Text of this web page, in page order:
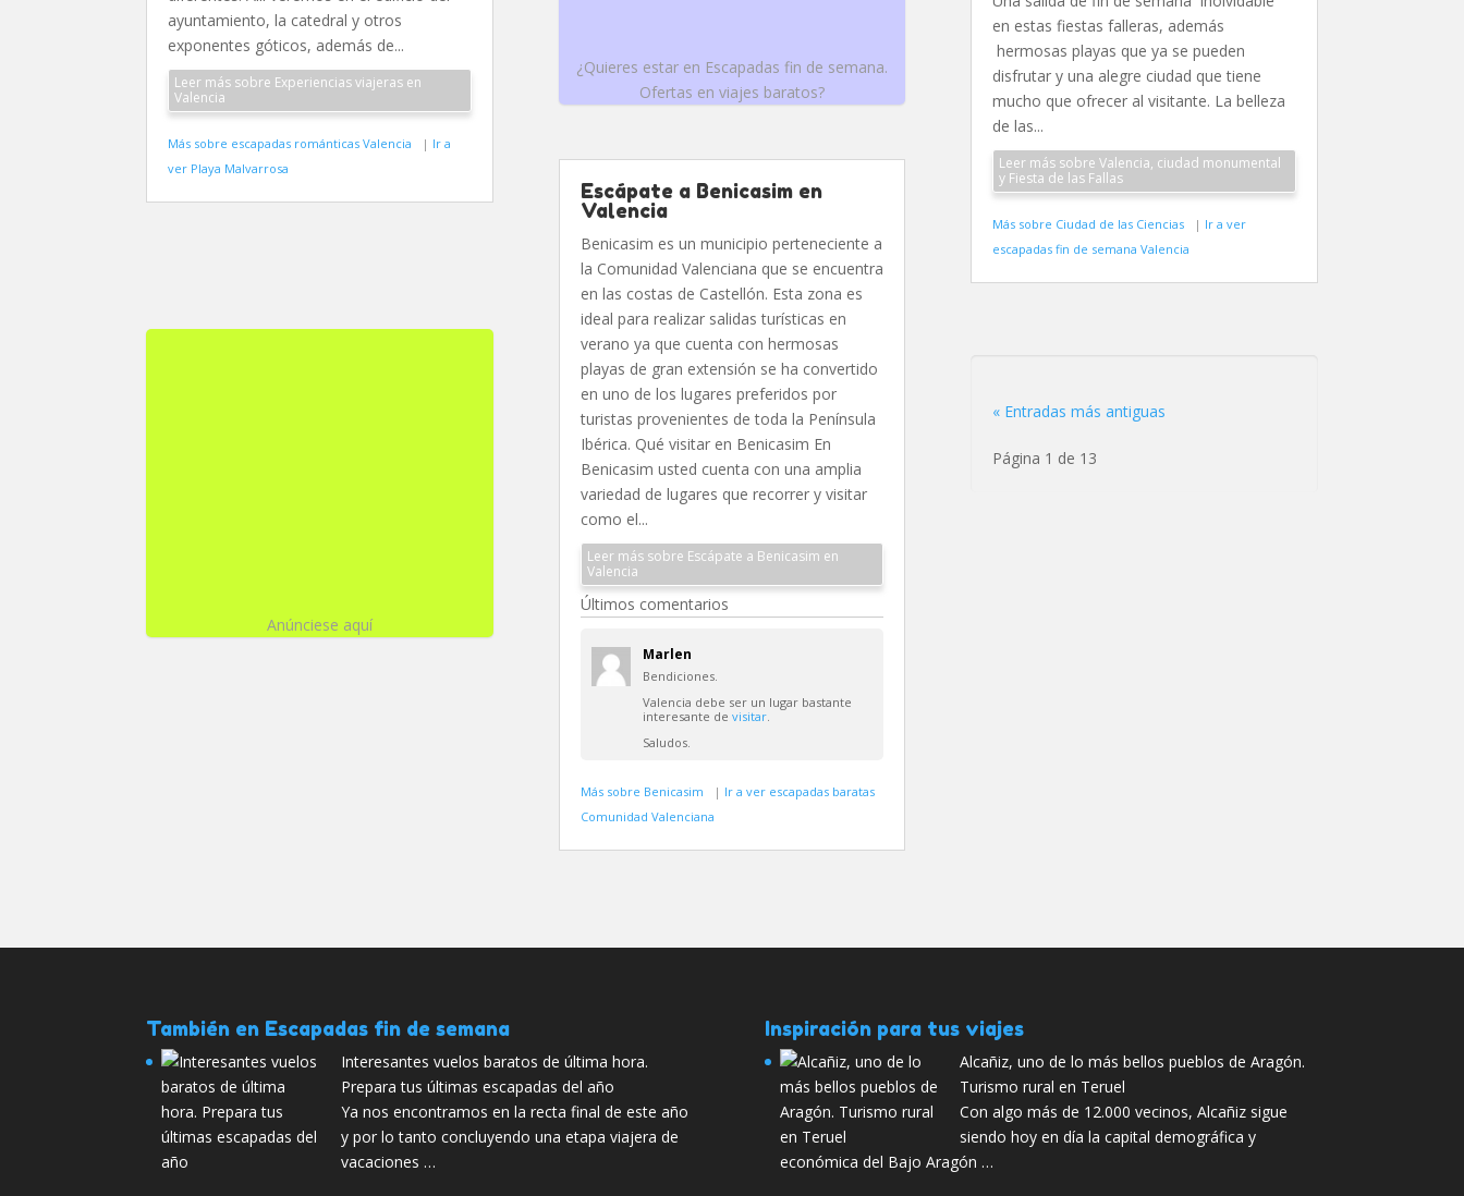
ayuntamiento, la catedral y otros
exponentes góticos, además de...
Leer más sobre Experiencias viajeras en
Valencia
Más sobre escapadas románticas Valencia | Ir a
ver Playa Malvarrosa
Anúnciese aquí
¿Quieres estar en Escapadas fin de semana.
Ofertas en viajes baratos?
Escápate a Benicasim en
Valencia
Benicasim es un municipio perteneciente a
la Comunidad Valenciana que se encuentra
en las costas de Castellón. Esta zona es
ideal para realizar salidas turísticas en
verano ya que cuenta con hermosas
playas de gran extensión se ha convertido
en uno de los lugares preferidos por
turistas provenientes de toda la Península
Ibérica. Qué visitar en Benicasim En
Benicasim usted cuenta con una amplia
variedad de lugares que recorrer y visitar
como el...
Leer más sobre Escápate a Benicasim en
Valencia
Últimos comentarios
Marlen
Bendiciones.
Valencia debe ser un lugar bastante
interesante de visitar.
Saludos.
Más sobre Benicasim | Ir a ver escapadas baratas
Comunidad Valenciana
en estas fiestas falleras, además
hermosas playas que ya se pueden
disfrutar y una alegre ciudad que tiene
mucho que ofrecer al visitante. La belleza
de las...
Leer más sobre Valencia, ciudad monumental
y Fiesta de las Fallas
Más sobre Ciudad de las Ciencias | Ir a ver
escapadas fin de semana Valencia
« Entradas más antiguas
Página 1 de 13
También en Escapadas fin de semana
Interesantes vuelos baratos de última hora.
Prepara tus últimas escapadas del año
Ya nos encontramos en la recta final de este año
y por lo tanto concluyendo una etapa viajera de
vacaciones …
Inspiración para tus viajes
Alcañiz, uno de lo más bellos pueblos de Aragón.
Turismo rural en Teruel
Con algo más de 12.000 vecinos, Alcañiz sigue
siendo hoy en día la capital demográfica y
económica del Bajo Aragón …